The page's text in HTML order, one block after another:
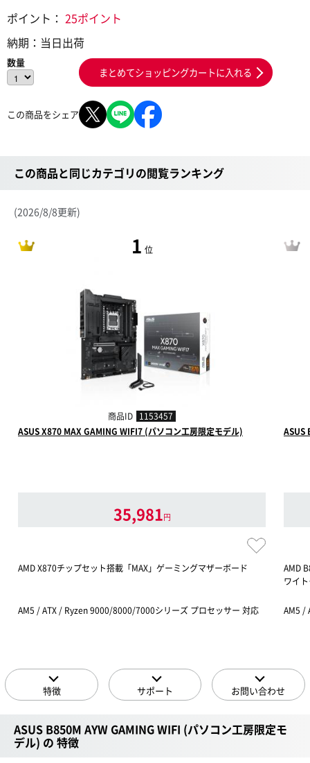
ポイント： 25ポイント
納期： 当日出荷
数量
まとめてショッピングカートに入れる
この商品をシェア
この商品と同じカテゴリの閲覧ランキング
(2026/8/8更新)
1 位
商品ID 1153457
ASUS X870 MAX GAMING WIFI7 (パソコン工房限定モデル)
35,981円
AMD X870チップセット搭載「MAX」ゲーミングマザーボード
AM5 / ATX / Ryzen 9000/8000/7000シリーズ プロセッサー 対応
ASUS
AMD
ワイ
AM5 /
特徴 サポート お問い合わせ
ASUS B850M AYW GAMING WIFI (パソコン工房限定モ
デル) の 特徴